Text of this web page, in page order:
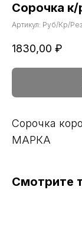
Сорочка
Артикул: Руб/Кр/
1830,00 ₽
Сорочка
МАРКА
Смотрите